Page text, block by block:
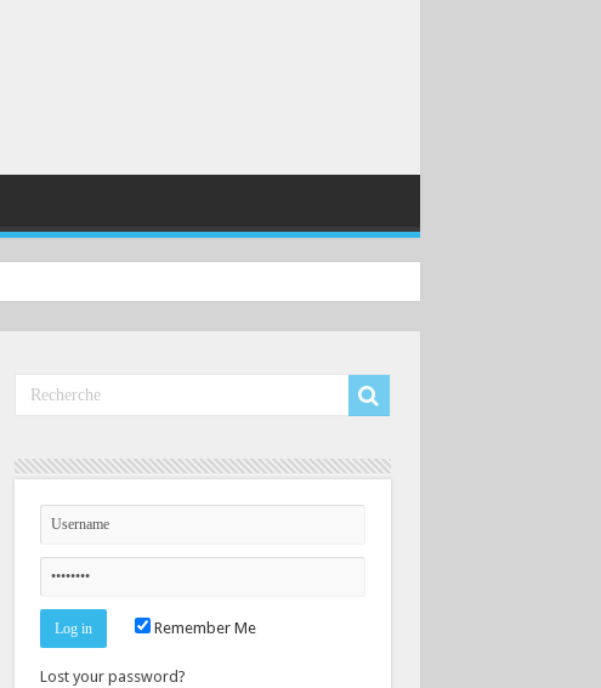
Remember Me
Lost your password?